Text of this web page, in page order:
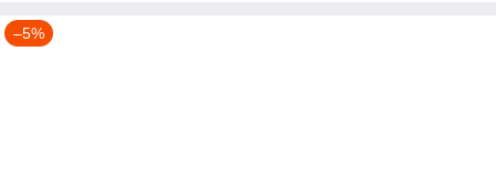
–5%